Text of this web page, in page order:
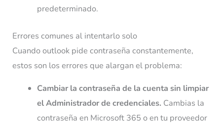
predeterminado.
Errores comunes al intentarlo solo
Cuando outlook pide contraseña constantemente,
estos son los errores que alargan el problema:
Cambiar la contraseña de la cuenta sin limpiar
el Administrador de credenciales. Cambias la
contraseña en Microsoft 365 o en tu proveedor